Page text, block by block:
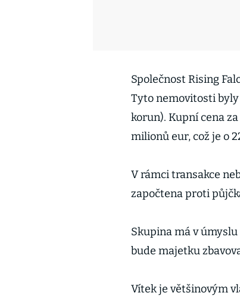
Společnost Rising
Tyto nemovitosti
korun). Kupní cena
milionů eur, což je o
V rámci transakce
započtena proti
Skupina má v
bude majetku
Vítek je většinovým